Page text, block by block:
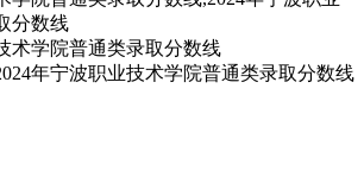
分数线
年宁波职业技术学院普通类录取分数线